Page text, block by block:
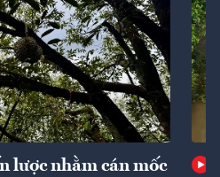
lược nhằm cán mốc